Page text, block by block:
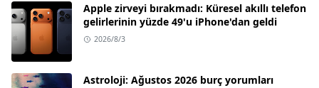
Apple zirveyi bırakmadı: Küresel akıllı telefon
gelirlerinin yüzde 49'u iPhone'dan geldi
2026/8/3
Astroloji: Ağustos 2026 burç yorumları